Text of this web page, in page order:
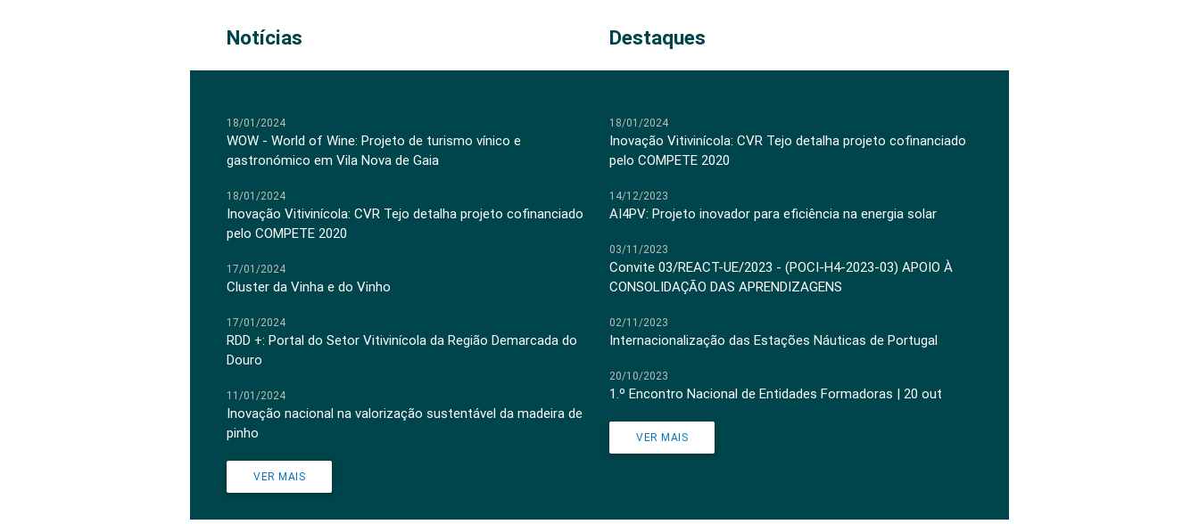
Notícias Destaques
18/01/2024
WOW - World of Wine: Projeto de turismo vínico e
gastronómico em Vila Nova de Gaia
18/01/2024
Inovação Vitivinícola: CVR Tejo detalha projeto cofinanciado
pelo COMPETE 2020
17/01/2024
Cluster da Vinha e do Vinho
17/01/2024
RDD +: Portal do Setor Vitivinícola da Região Demarcada do
Douro
11/01/2024
Inovação nacional na valorização sustentável da madeira de
pinho
VER MAIS
18/01/2024
Inovação Vitivinícola: CVR Tejo detalha projeto cofinanciado
pelo COMPETE 2020
14/12/2023
AI4PV: Projeto inovador para eficiência na energia solar
03/11/2023
Convite 03/REACT-UE/2023 - (POCI-H4-2023-03) APOIO À
CONSOLIDAÇÃO DAS APRENDIZAGENS
02/11/2023
Internacionalização das Estações Náuticas de Portugal
20/10/2023
1.º Encontro Nacional de Entidades Formadoras | 20 out
VER MAIS